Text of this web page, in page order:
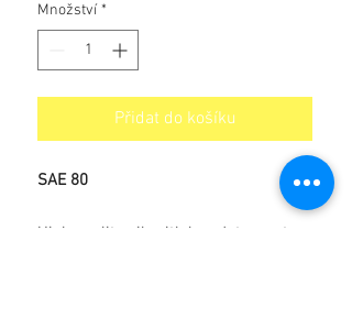
Množství *
Přidat do košíku
SAE 80
High quality oil, with low detergent